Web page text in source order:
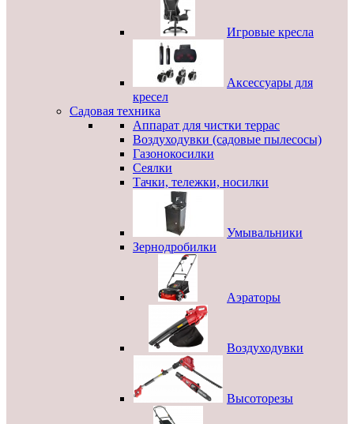
Игровые кресла
Аксессуары для
кресел
Садовая техника
Аппарат для чистки террас
Воздуходувки (садовые пылесосы)
Газонокосилки
Сеялки
Тачки, тележки, носилки
Умывальники
Зернодробилки
Аэраторы
Воздуходувки
Высоторезы